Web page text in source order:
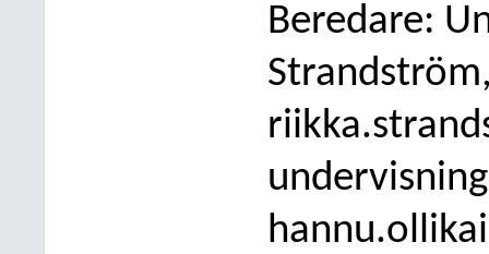
Beredare: